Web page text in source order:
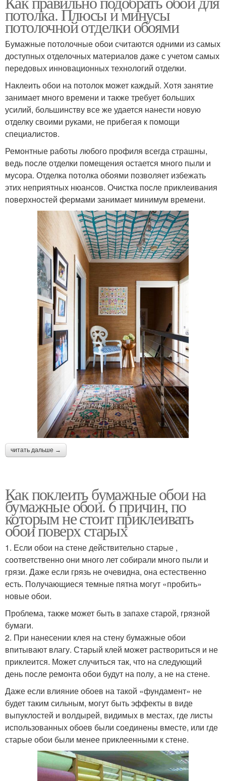
потолка. Плюсы и минусы
потолочной отделки обоями
Бумажные потолочные обои считаются одними из самых
доступных отделочных материалов даже с учетом самых
передовых инновационных технологий отделки.
Наклеить обои на потолок может каждый. Хотя занятие
занимает много времени и также требует больших
усилий, большинству все же удается нанести новую
отделку своими руками, не прибегая к помощи
специалистов.
Ремонтные работы любого профиля всегда страшны,
ведь после отделки помещения остается много пыли и
мусора. Отделка потолка обоями позволяет избежать
этих неприятных нюансов. Очистка после приклеивания
поверхностей фермами занимает минимум времени.
читать дальше →
Как поклеить бумажные обои на
бумажные обои. 6 причин, по
которым не стоит приклеивать
обои поверх старых
1. Если обои на стене действительно старые ,
соответственно они много лет собирали много пыли и
грязи. Даже если грязь не очевидна, она естественно
есть. Получающиеся темные пятна могут «пробить»
новые обои.
Проблема, также может быть в запахе старой, грязной
бумаги.
2. При нанесении клея на стену бумажные обои
впитывают влагу. Старый клей может раствориться и не
приклеится. Может случиться так, что на следующий
день после ремонта обои будут на полу, а не на стене.
Даже если влияние обоев на такой «фундамент» не
будет таким сильным, могут быть эффекты в виде
выпуклостей и волдырей, видимых в местах, где листы
использованных обоев были соединены вместе, или где
старые обои были менее приклеенными к стене.